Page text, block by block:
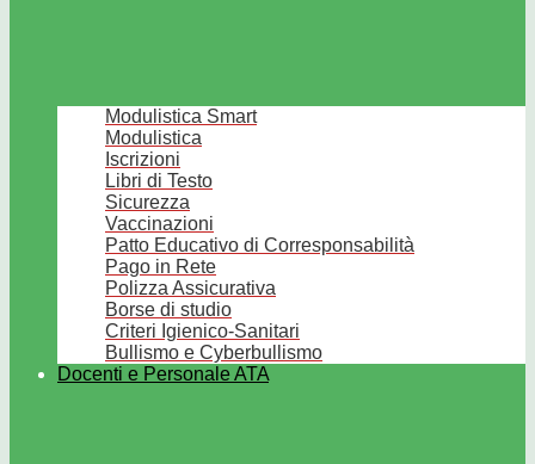
Modulistica Smart
Modulistica
Iscrizioni
Libri di Testo
Sicurezza
Vaccinazioni
Patto Educativo di Corresponsabilità
Pago in Rete
Polizza Assicurativa
Borse di studio
Criteri Igienico-Sanitari
Bullismo e Cyberbullismo
Docenti e Personale ATA